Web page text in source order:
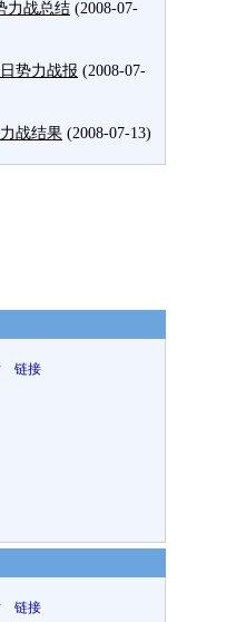
力战总结 (2008-07-
势力战报 (2008-07-
战结果 (2008-07-13)
链接
链接